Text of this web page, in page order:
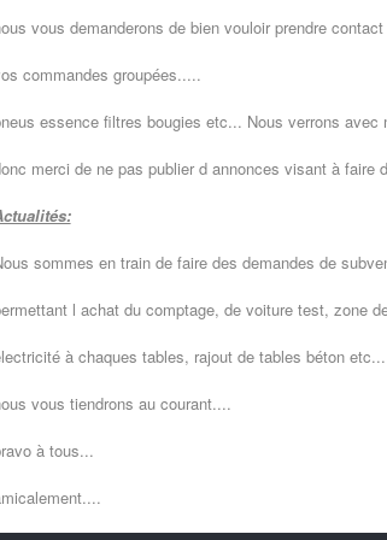
vous demanderons de bien vouloir prendre
commandes groupées.....
essence filtres bougies etc... Nous verrons avec
merci de ne pas publier d annonces visant à faire
sommes en train de faire des demandes de
l achat du comptage, de voiture test, zone
à chaques tables, rajout de tables béton etc...
vous tiendrons au courant....
à tous...